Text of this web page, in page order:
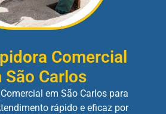
Comercial
São Carlos
em São Carlos para
rápido e eficaz por